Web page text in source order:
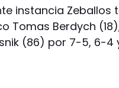
instancia
Tomas Berdych
(86) por 7-5, 6-4